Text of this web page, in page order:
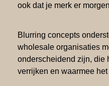
ook dat je merk er
Blurring concepts
wholesale organisaties
onderscheidend zijn, die
verrijken en waarmee